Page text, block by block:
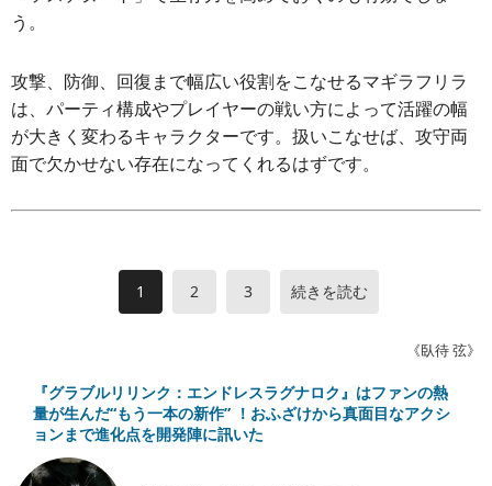
う。
攻撃、防御、回復まで幅広い役割をこなせるマギラフリラ
は、パーティ構成やプレイヤーの戦い方によって活躍の幅
が大きく変わるキャラクターです。扱いこなせば、攻守両
面で欠かせない存在になってくれるはずです。
1 2 3 続きを読む
《臥待 弦》
『グラブルリリンク：エンドレスラグナロク』はファンの熱
量が生んだ“もう一本の新作” ！おふざけから真面目なアクシ
ョンまで進化点を開発陣に訊いた